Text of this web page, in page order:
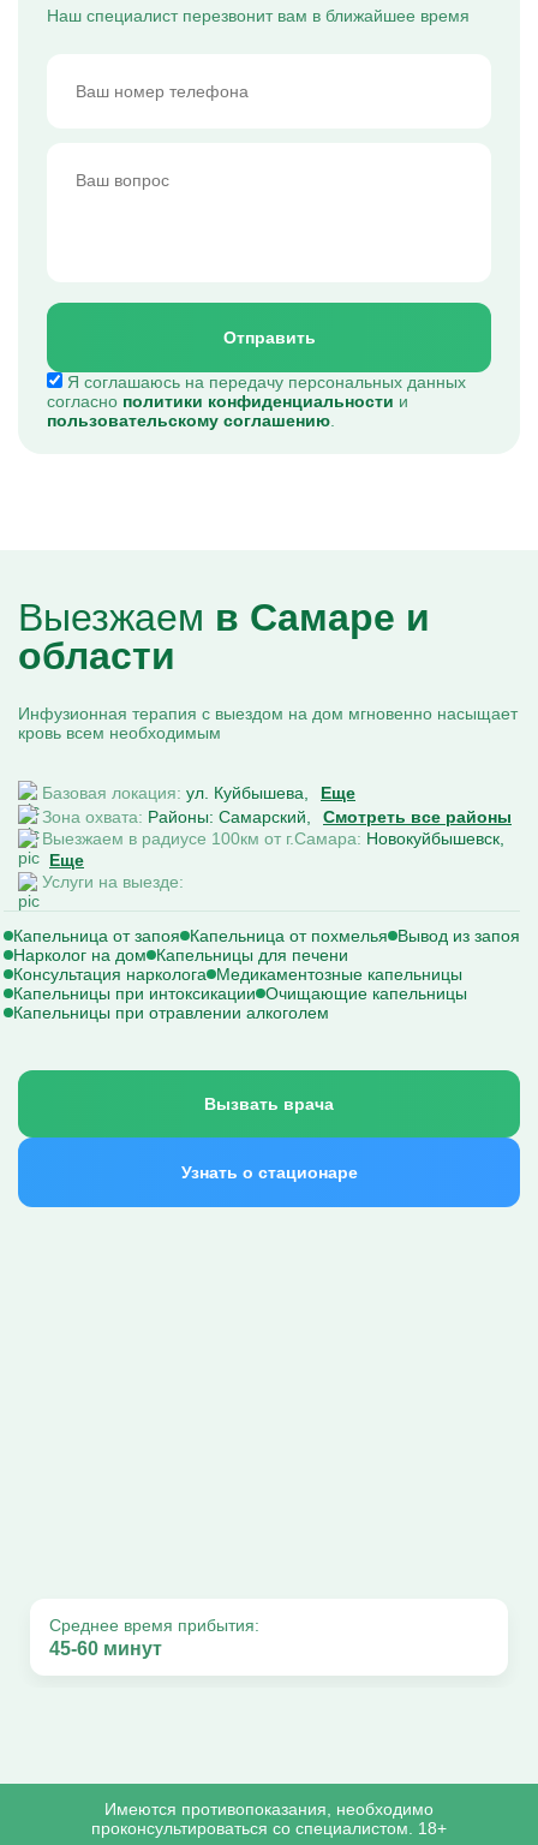
Наш специалист перезвонит вам в ближайшее время
Отправить
Я соглашаюсь на передачу персональных данных
согласно политики конфиденциальности и
пользовательскому соглашению
Выезжаем в Самаре и
области
Инфузионная терапия с выездом на дом мгновенно насыщает
кровь всем необходимым
Базовая локация: ул. Куйбышева
Еще
Зона охвата: Районы: Самарский
Смотреть все районы
Выезжаем в радиусе 100км от г.Самара: Новокуйбышевск
Еще
Услуги на выезде:
Капельница от запоя Капельница от похмелья
Вывод из запоя
Нарколог на дом
Капельницы для печени
Консультация нарколога
Медикаментозные капельницы
Капельницы при интоксикации Очищающие капельницы
Капельницы при отравлении алкоголем
Вызвать врача
Узнать о стационаре
Среднее время прибытия:
45-60 минут
Имеются противопоказания, необходимо
проконсультироваться со специалистом. 18+